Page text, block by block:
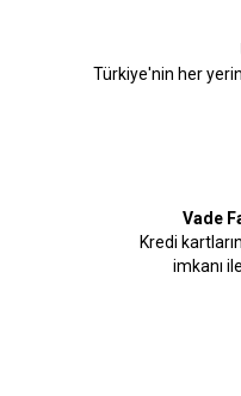
Türkiye'nin her
Vade
Kredi
imkanı